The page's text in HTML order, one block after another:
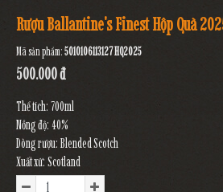
Rượu Ballantine's Finest Hộp Quà
Mã sản phẩm:5010106113127 HQ2025
500.000 đ
Thể tích: 700ml
Nồng độ: 40%
Dòng rượu: Blended Scotch
Xuất xứ: Scotland